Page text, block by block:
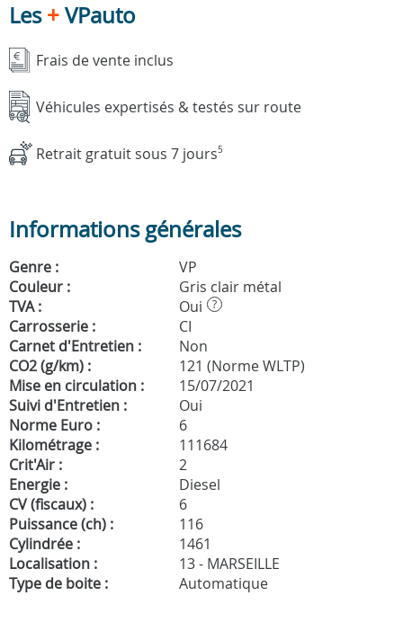
Les+VPauto
Frais de vente inclus
Véhicules expertisés & testés sur route
Retrait gratuit sous 7 jours5
Informations générales
Genre :
VP
Couleur :
Gris clair métal
TVA :
Oui ?
Carrosserie :
CI
Carnet d'Entretien :
Non
CO2 (g/km) :
121 (Norme WLTP)
Mise en circulation :
15/07/2021
Suivi d'Entretien :
Oui
Norme Euro :
6
Kilométrage :
111684
Crit'Air :
2
Energie :
Diesel
CV (fiscaux) :
6
Puissance (ch) :
116
Cylindrée :
1461
Localisation :
13 - MARSEILLE
Type de boite :
Automatique